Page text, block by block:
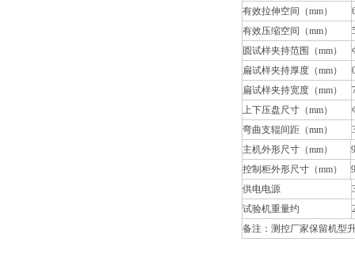
有效拉伸空间（mm）
有效压缩空间（mm）
圆试样夹持范围（mm）
扁试样夹持厚度（mm）
扁试样夹持宽度（mm）
上下压盘尺寸（mm）
弯曲支辊间距（mm）
主机外形尺寸（mm）
控制柜外形尺寸（mm）
供电电源
试验机重量约
备注：测控厂家保留机型